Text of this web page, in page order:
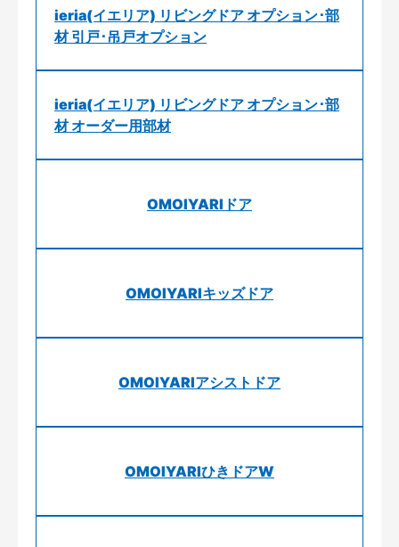
ieria(イエリア) リビングドア オプション･部
材 引戸･吊戸オプション
ieria(イエリア) リビングドア オプション･部
材 オーダー用部材
OMOIYARIドア
OMOIYARIキッズドア
OMOIYARIアシストドア
OMOIYARIひきドアW